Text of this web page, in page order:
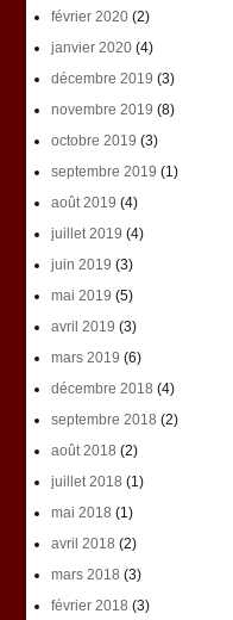
février 2020(2)
janvier 2020(4)
décembre 2019 (3)
novembre 2019 (8)
octobre 2019 (3)
septembre 2019 (1)
août 2019 (4)
juillet 2019 (4)
juin 2019 (3)
mai 2019 (5)
avril 2019 (3)
mars 2019 (6)
décembre 2018 (4)
septembre 2018 (2)
août 2018 (2)
juillet 2018 (1)
mai 2018 (1)
avril 2018 (2)
mars 2018 (3)
février 2018 (3)